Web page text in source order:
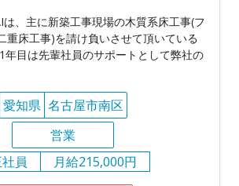
、主に新築工事現場の木質系床工事(フ
重床工事)を請け負いさせて頂いている
年目は先輩社員のサポートとして弊社の
愛知県 名古屋市南区
営業
員
月給215,000円